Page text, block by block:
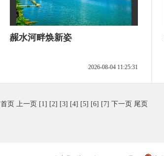
赧水河畔焕新姿
2026-08-04 11:25:31
首页 上一页 [1] [2] [3] [4] [5] [6] [7] 下一页 尾页